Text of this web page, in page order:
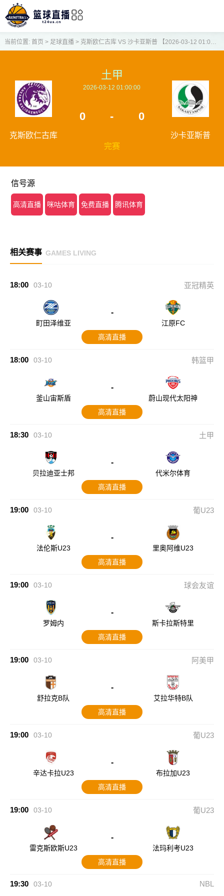
当前位置: 首页 > 足球直播> 克斯欧仁古库 VS 沙卡亚斯普 【2026-03-12 01:00:00】
克斯欧仁古库
土甲
2026-03-12 01:00:00
0 - 0
完赛
沙卡亚斯普
信号源
高清直播 咪咕体育 免费直播 腾讯体育
相关赛事 GAMES LIVING
18:00 03-10 亚冠精英
町田泽维亚
-
江原FC
高清直播
18:00 03-10 韩篮甲
釜山宙斯盾
-
蔚山现代太阳神
高清直播
18:30 03-10 土甲
贝拉迪亚士邦
-
代米尔体育
高清直播
19:00 03-10 葡U23
法伦斯U23
-
里奥阿维U23
高清直播
19:00 03-10 球会友谊
罗姆内
-
斯卡拉斯特里
高清直播
19:00 03-10 阿美甲
舒拉克B队
-
艾拉华特B队
高清直播
19:00 03-10 葡U23
辛达卡拉U23
-
布拉加U23
高清直播
19:00 03-10 葡U23
雷克斯欧斯U23
-
法玛利考U23
高清直播
19:30 03-10 NBL